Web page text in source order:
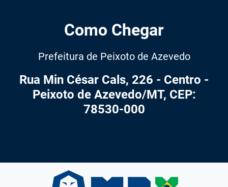
Como Chegar
Prefeitura de Peixoto de Azevedo
Rua Min César Cals, 226 - Centro -
Peixoto de Azevedo/MT, CEP:
78530-000